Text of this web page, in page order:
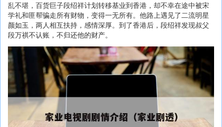
乱不堪，百货巨子段绍祥计划转移基业到香港，却不幸在途中被宋
学礼和匪帮骗走所有财物，变得一无所有。他路上遇见了二流明星
颜如玉，两人相互扶持，感情深厚。到了香港后，段绍祥发现叔父
段万祺不认账，不归还他的财产。